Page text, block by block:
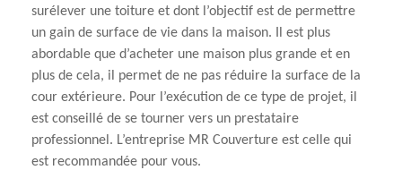
surélever une toiture et dont l’objectif est de permettre
un gain de surface de vie dans la maison. Il est plus
abordable que d’acheter une maison plus grande et en
plus de cela, il permet de ne pas réduire la surface de la
cour extérieure. Pour l’exécution de ce type de projet, il
est conseillé de se tourner vers un prestataire
professionnel. L’entreprise MR Couverture est celle qui
est recommandée pour vous.